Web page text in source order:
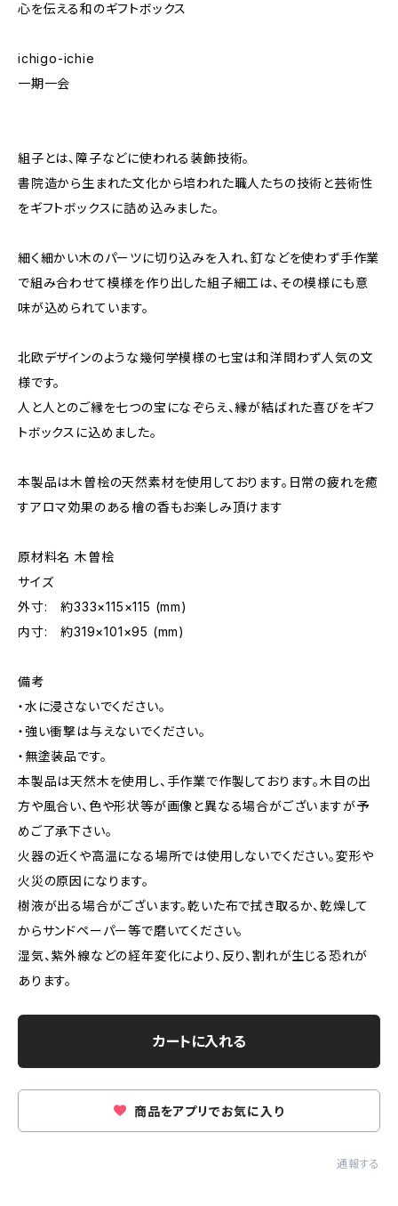
心を伝える和のギフトボックス
ichigo-ichie
一期一会
組子とは、障子などに使われる装飾技術。
書院造から生まれた文化から培われた職人たちの技術と芸術性
をギフトボックスに詰め込みました。
細く細かい木のパーツに切り込みを入れ、釘などを使わず手作業
で組み合わせて模様を作り出した組子細工は、その模様にも意
味が込められています。
北欧デザインのような幾何学模様の七宝は和洋問わず人気の文
様です。
人と人とのご縁を七つの宝になぞらえ、縁が結ばれた喜びをギフ
トボックスに込めました。
本製品は木曽桧の天然素材を使用しております。日常の疲れを癒
すアロマ効果のある檜の香もお楽しみ頂けます
原材料名 木曽桧
サイズ
外寸: 約333×115×115 (mm)
内寸: 約319×101×95 (mm)
備考
・水に浸さないでください。
・強い衝撃は与えないでください。
・無塗装品です。
本製品は天然木を使用し、手作業で作製しております。木目の出
方や風合い、色や形状等が画像と異なる場合がございますが予
めご了承下さい。
火器の近くや高温になる場所では使用しないでください。変形や
火災の原因になります。
樹液が出る場合がございます。乾いた布で拭き取るか、乾燥して
からサンドペーパー等で磨いてください。
湿気、紫外線などの経年変化により、反り、割れが生じる恐れが
あります。
カートに入れる
商品をアプリでお気に入り
通報する